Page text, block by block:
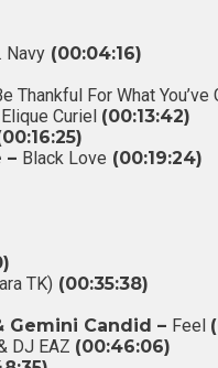
Navy (00:04:16)
Thankful For What You’ve
Curiel (00:13:42)
– Black Love (00:19:24)
TK) (00:35:38)
Candid – Feel
DJ EAZ (00:46:06)